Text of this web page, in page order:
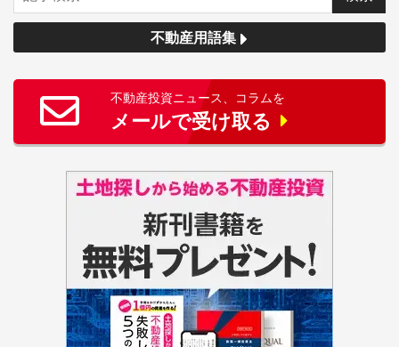
不動産用語集
不動産投資ニュース、コラムを
メールで受け取る